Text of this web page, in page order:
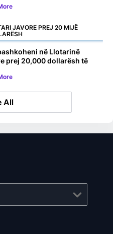
JAVORE PREJ 20 MIJË
në Llotarinë
prej 20,000 dollarësh të
All